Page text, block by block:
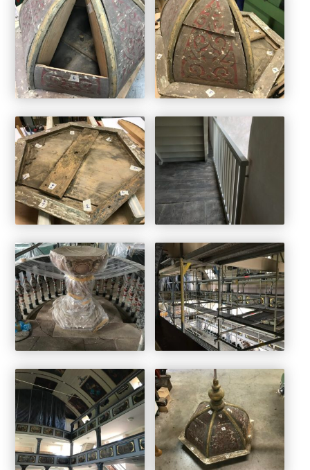
Kirchenrestauration
Restaurierungen
Treppen
Tapetentüren
Tore
Barrierefrei
Klappläden
Schnitzereien
Rechen – handwerkliche Fertigung – Heurechen
– Grasrechen – Gartenrechen – Planierrechen
Aluminium+Kunststoff Türen/Fenster/Rolläden
Balkone
Wintergarten + Loggia